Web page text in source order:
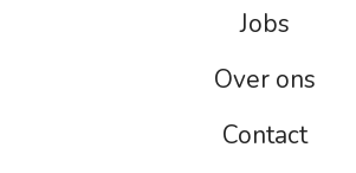
Jobs
Over ons
Contact